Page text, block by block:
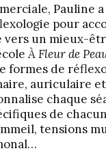
Pauline
pour
vers un mieux-
À Fleur de
formes de
auriculaire
chaque
de
tensions